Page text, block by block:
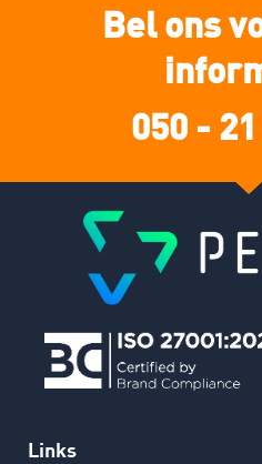
Bel ons
050 -
Links